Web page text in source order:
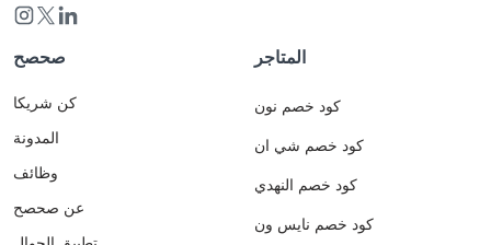
صحصح
كن شريكا
المدونة
وظائف
عن صحصح
المتاجر
كود خصم نون
كود خصم شي ان
كود خصم النهدي
كود خصم نايس ون